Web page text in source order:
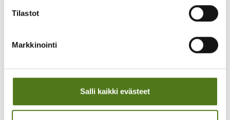
Tilastot
Markkinointi
Salli kaikki evästeet
YHDISTYKSEN JULKAISU
15.02.2024